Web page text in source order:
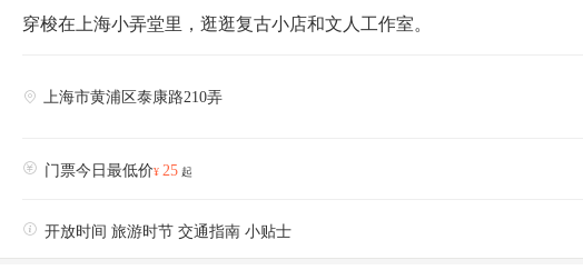
穿梭在上海小弄堂里，逛逛复古小店和文人工作室。
 上海市黄浦区泰康路210弄
 门票今日最低价¥ 25 起
 开放时间 旅游时节 交通指南 小贴士